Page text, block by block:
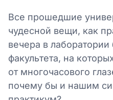
Все прошедшие
чудесной вещи, как
вечера в лаборатории
факультета, на
от многочасового
почему бы и нашим